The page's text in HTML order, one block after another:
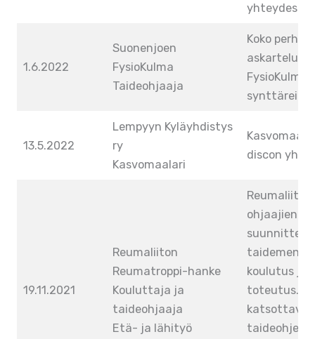
yhteydessä.
1.6.2022
Suonenjoen
FysioKulma
Taideohjaaja
Koko
13.5.2022
Lempyyn Kyläyhdistys
ry
Kasvomaalari
discon
19.11.2021
Reumaliiton
Reumatroppi-hanke
Kouluttaja ja
taideohjaaja
Etä- ja lähityö
ohjaajien
koulutus ja
toteutus.
katsottava